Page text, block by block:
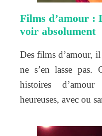
Films d’amour :
voir absolument
Des films d’amour,
ne s’en lasse pas.
histoires
heureuses, avec ou